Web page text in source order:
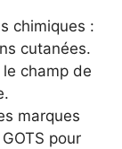
chimiques :
cutanées.
champ de
marques
pour